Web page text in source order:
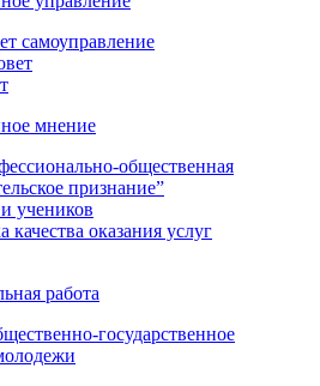
самоуправление
мнение
общественная
признание”
учеников
качества оказания услуг
работа
государственное